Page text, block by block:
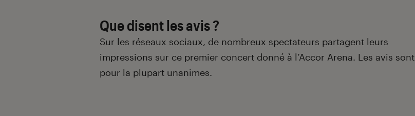
Que disent les avis ?
Sur les réseaux sociaux, de nombreux spectateurs partagent leurs
impressions sur ce premier concert donné à l’Accor Arena. Les avis sont
pour la plupart unanimes.